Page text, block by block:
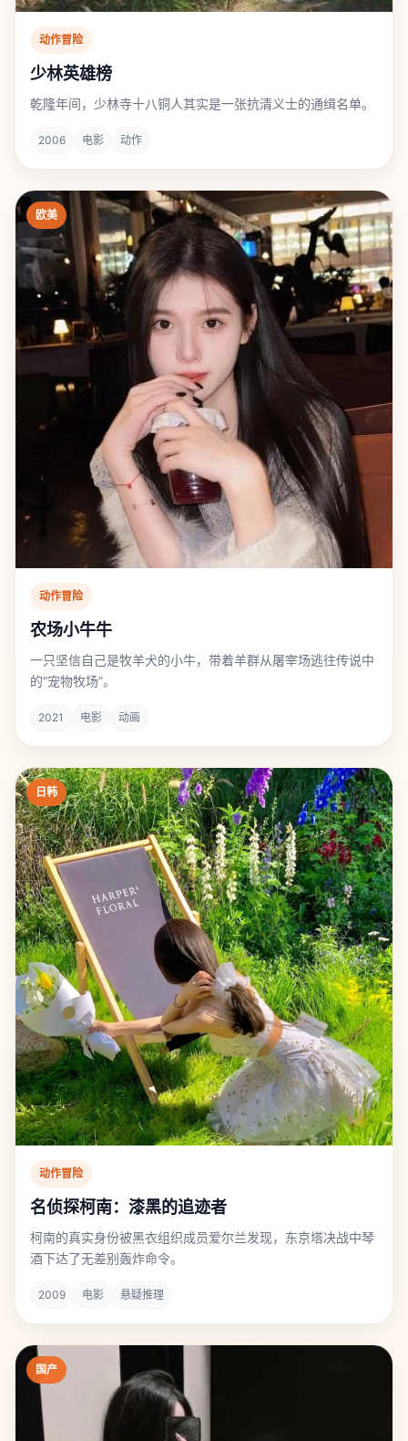
动作冒险
少林英雄榜
乾隆年间，少林寺十八铜人其实是一张抗清义士的通缉名单。
2006 电影 动作
欧美
动作冒险
农场小牛牛
一只坚信自己是牧羊犬的小牛，带着羊群从屠宰场逃往传说中
的“宠物牧场”。
2021 电影 动画
日韩
动作冒险
名侦探柯南：漆黑的追迹者
柯南的真实身份被黑衣组织成员爱尔兰发现，东京塔决战中琴
酒下达了无差别轰炸命令。
2009 电影 悬疑推理
国产